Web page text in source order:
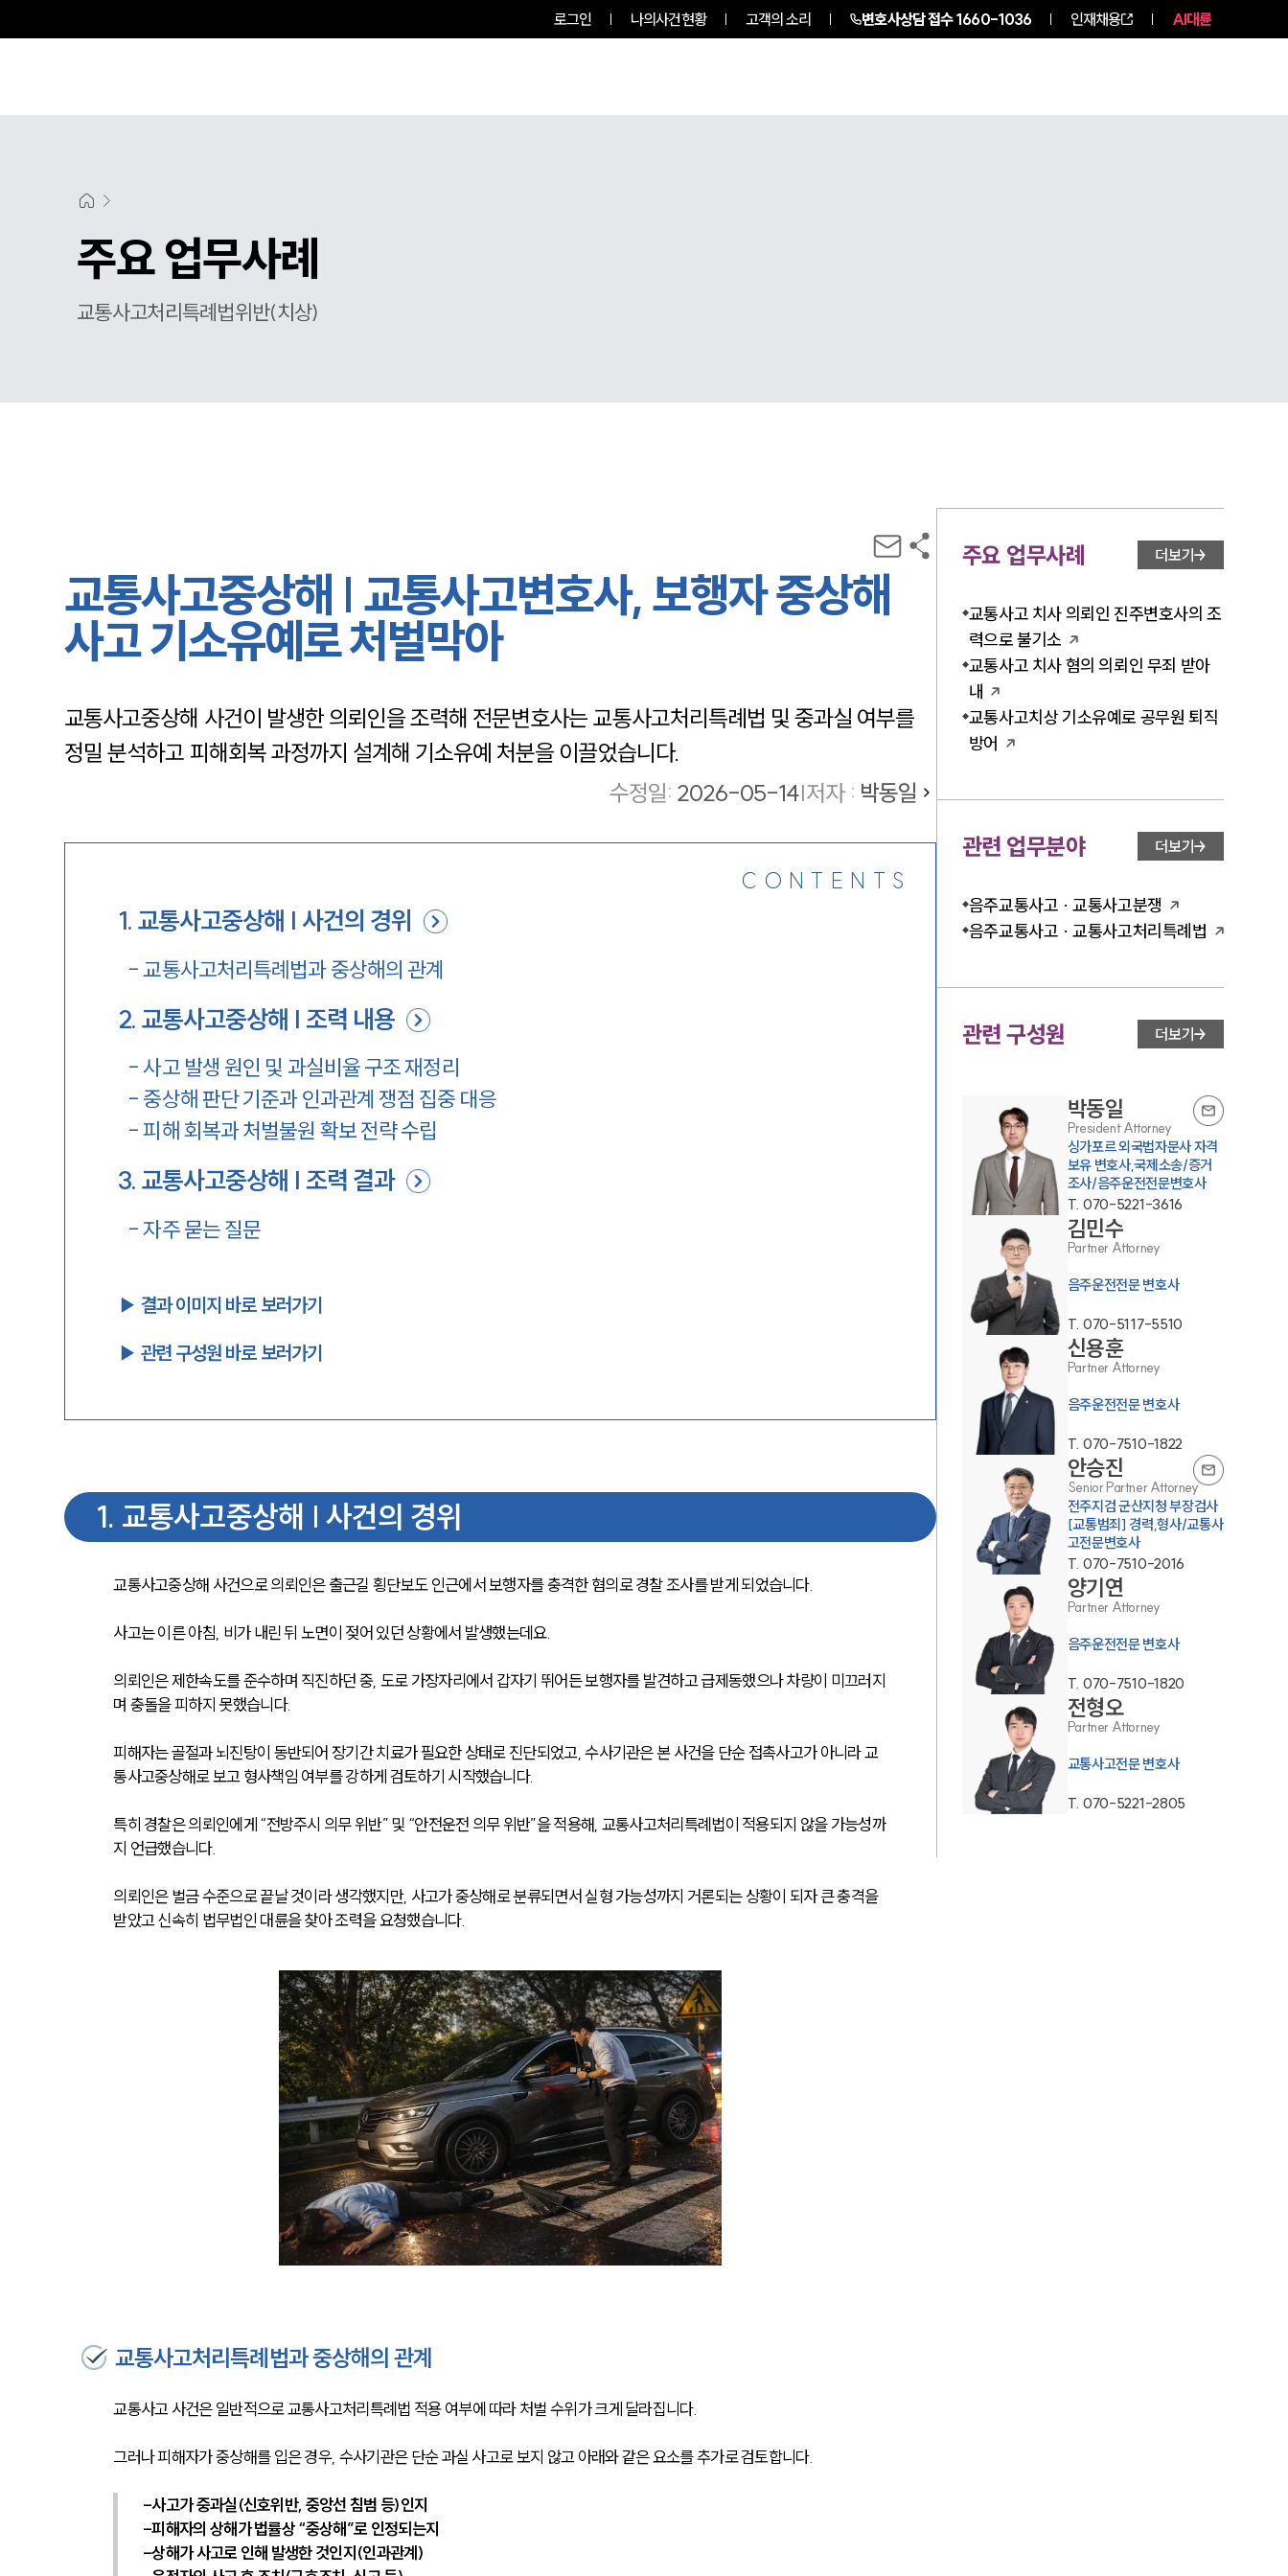
로그인 나의사건현황 고객의 소리 변호사상담 접수1660-1036 인재채용 AI대륜
팀소개
팀소개
대륜의 강점
오시는 길
글로벌 파트너 로펌
고객의 소리
통합검색
AI대륜
업무사례
주요 업무사례
교통사고처리특례법위반(치상)
교통사고중상해 | 교통사고변호사, 보행자 중상해
사고 기소유예로 처벌막아
교통사고중상해 사건이 발생한 의뢰인을 조력해 전문변호사는 교통사고처리특례법 및 중과실 여부를
정밀 분석하고 피해회복 과정까지 설계해 기소유예 처분을 이끌었습니다.
수정일: 2026-05-14|저자 : 박동일
CONTENTS
1. 교통사고중상해 | 사건의 경위
-교통사고처리특례법과 중상해의 관계
2. 교통사고중상해 | 조력 내용
-사고 발생 원인 및 과실비율 구조 재정리
- 중상해 판단 기준과 인과관계 쟁점 집중 대응
-피해 회복과 처벌불원 확보 전략 수립
3. 교통사고중상해 | 조력 결과
-자주 묻는 질문
▶︎ 결과 이미지 바로 보러가기
▶︎ 관련 구성원 바로 보러가기
1. 교통사고중상해 | 사건의 경위
교통사고중상해 사건으로 의뢰인은 출근길 횡단보도 인근에서 보행자를 충격한 혐의로 경찰 조사를 받게 되었습니다.
사고는 이른 아침, 비가 내린 뒤 노면이 젖어 있던 상황에서 발생했는데요.
의뢰인은 제한속도를 준수하며 직진하던 중, 도로 가장자리에서 갑자기 뛰어든 보행자를 발견하고 급제동했으나 차량이 미끄러지
며 충돌을 피하지 못했습니다.
피해자는 골절과 뇌진탕이 동반되어 장기간 치료가 필요한 상태로 진단되었고, 수사기관은 본 사건을 단순 접촉사고가 아니라 교
통사고중상해로 보고 형사책임 여부를 강하게 검토하기 시작했습니다.
특히 경찰은 의뢰인에게 “전방주시 의무 위반” 및 “안전운전 의무 위반”을 적용해, 교통사고처리특례법이 적용되지 않을 가능성까
지 언급했습니다.
의뢰인은 벌금 수준으로 끝날 것이라 생각했지만, 사고가 중상해로 분류되면서 실형 가능성까지 거론되는 상황이 되자 큰 충격을
받았고 신속히 법무법인 대륜을 찾아 조력을 요청했습니다.
교통사고처리특례법과 중상해의 관계
교통사고 사건은 일반적으로 교통사고처리특례법 적용 여부에 따라 처벌 수위가 크게 달라집니다.
그러나 피해자가 중상해를 입은 경우, 수사기관은 단순 과실 사고로 보지 않고 아래와 같은 요소를 추가로 검토합니다.
-사고가 중과실(신호위반, 중앙선 침범 등)인지
-피해자의 상해가 법률상 “중상해”로 인정되는지
-상해가 사고로 인해 발생한 것인지(인과관계)
주요 업무사례 더보기
교통사고 치사 의뢰인 진주변호사의 조
력으로 불기소
교통사고 치사 혐의 의뢰인 무죄 받아
내
교통사고치상 기소유예로 공무원 퇴직
방어
관련 업무분야 더보기
음주교통사고 · 교통사고분쟁
음주교통사고 · 교통사고처리특례법
관련 구성원 더보기
박동일
President Attorney
싱가포르 외국법자문사 자격
보유 변호사,국제소송/증거
조사/음주운전전문변호사
T. 070-5221-3616
김민수
Partner Attorney
음주운전전문 변호사
T. 070-5117-5510
신용훈
Partner Attorney
음주운전전문 변호사
T. 070-7510-1822
안승진
Senior Partner Attorney
전주지검 군산지청 부장검사
[교통범죄] 경력,형사/교통사
고전문변호사
T. 070-7510-2016
양기연
Partner Attorney
음주운전전문 변호사
T. 070-7510-1820
전형오
Partner Attorney
교통사고전문 변호사
T. 070-5221-2805